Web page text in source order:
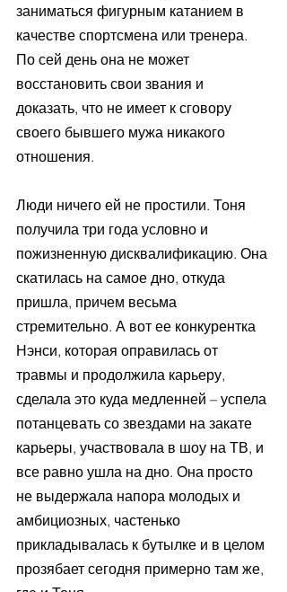
заниматься фигурным катанием в
качестве спортсмена или тренера.
По сей день она не может
восстановить свои звания и
доказать, что не имеет к сговору
своего бывшего мужа никакого
отношения.
Люди ничего ей не простили. Тоня
получила три года условно и
пожизненную дисквалификацию. Она
скатилась на самое дно, откуда
пришла, причем весьма
стремительно. А вот ее конкурентка
Нэнси, которая оправилась от
травмы и продолжила карьеру,
сделала это куда медленней – успела
потанцевать со звездами на закате
карьеры, участвовала в шоу на ТВ, и
все равно ушла на дно. Она просто
не выдержала напора молодых и
амбициозных, частенько
прикладывалась к бутылке и в целом
прозябает сегодня примерно там же,